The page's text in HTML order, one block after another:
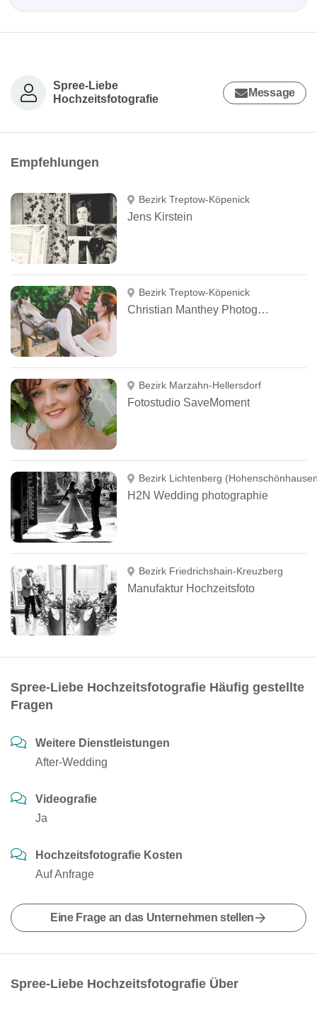
Spree-Liebe
Hochzeitsfotografie
Message
Empfehlungen
Bezirk Treptow-Köpenick
Jens Kirstein
Bezirk Treptow-Köpenick
Christian Manthey Photography
Bezirk Marzahn-Hellersdorf
Fotostudio SaveMoment
Bezirk Lichtenberg
H2N Wedding photographie
Bezirk Friedrichshain-Kreuzberg
Manufaktur Hochzeitsfoto
Spree-Liebe Hochzeitsfotografie Häufig gestellte
Fragen
Weitere Dienstleistungen
After-Wedding
Videografie
Ja
Hochzeitsfotografie Kosten
Auf Anfrage
Eine Frage an das Unternehmen stellen
Spree-Liebe Hochzeitsfotografie Über